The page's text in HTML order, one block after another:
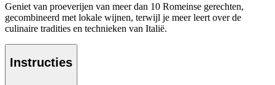
Geniet van proeverijen van meer dan 10 Romeinse gerechten,
gecombineerd met lokale wijnen, terwijl je meer leert over de
culinaire tradities en technieken van Italië.
Instructies